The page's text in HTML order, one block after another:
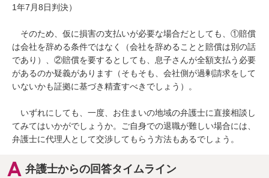
1年7月8日判決）
そのため、仮に損害の支払いが必要な場合だとしても、①賠償
は会社を辞める条件ではなく（会社を辞めることと賠償は別の話
であり）、②賠償を要するとしても、息子さんが全額支払う必要
があるのか疑義があります（そもそも、会社側が過剰請求をして
いないかも証拠に基づき精査すべきでしょう）。
いずれにしても、一度、お住まいの地域の弁護士に直接相談し
てみてはいかがでしょうか。ご自身での退職が難しい場合には、
弁護士に代理人として交渉してもらう方法もあるでしょう。
弁護士からの回答タイムライン